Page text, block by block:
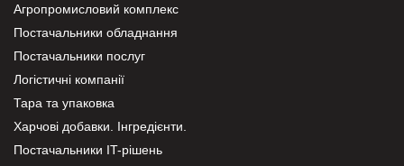
Агропромисловий комплекс
Постачальники обладнання
Постачальники послуг
Логістичні компанії
Тара та упаковка
Харчові добавки. Інгредієнти.
Постачальники IT-рішень